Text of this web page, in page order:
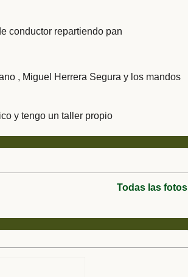
conductor repartiendo pan
, Miguel Herrera Segura y los mandos
y tengo un taller propio
Todas las fotos